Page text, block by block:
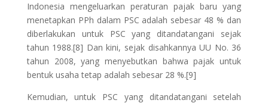
Indonesia mengeluarkan peraturan pajak baru yang
menetapkan PPh dalam PSC adalah sebesar 48 % dan
diberlakukan untuk PSC yang ditandatangani sejak
tahun 1988.[8] Dan kini, sejak disahkannya UU No. 36
tahun 2008, yang menyebutkan bahwa pajak untuk
bentuk usaha tetap adalah sebesar 28 %.[9]
Kemudian, untuk PSC yang ditandatangani setelah